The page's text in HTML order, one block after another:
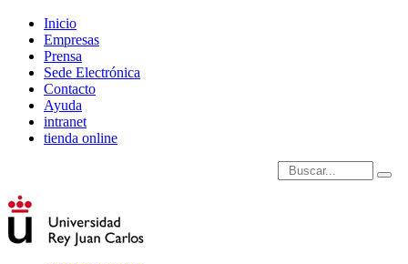
Inicio
Empresas
Prensa
Sede Electrónica
Contacto
Ayuda
intranet
tienda online
Introduce términos de